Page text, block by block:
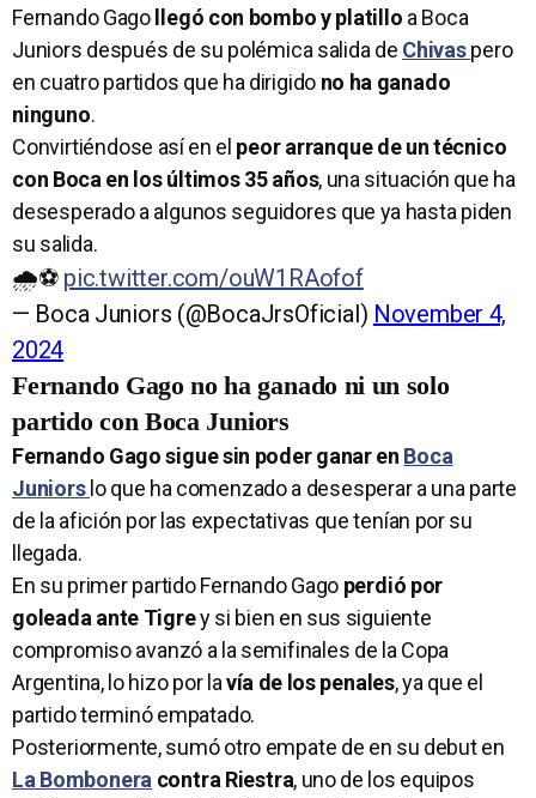
Fernando Gago llegó con bombo y platillo a Boca
Juniors después de su polémica salida de Chivaspero
en cuatro partidos que ha dirigido no ha ganado
ninguno.
Convirtiéndose así en el peor arranque de un técnico
con Boca en los últimos 35 años, una situación que ha
desesperado a algunos seguidores que ya hasta piden
su salida.
🌧️⚽️ pic.twitter.com/ouW1RAofof
— Boca Juniors (@BocaJrsOficial) November 4,
2024
Fernando Gago no ha ganado ni un solo
partido con Boca Juniors
Fernando Gago sigue sin poder ganar en Boca
Juniors lo que ha comenzado a desesperar a una parte
de la afición por las expectativas que tenían por su
llegada.
En su primer partido Fernando Gago perdió por
goleada ante Tigrey si bien en sus siguiente
compromiso avanzó a la semifinales de la Copa
Argentina, lo hizo por lavía de los penales, ya que el
partido terminó empatado.
Posteriormente, sumó otro empate de en su debut en
La Bombonera contra Riestra, uno de los equipos